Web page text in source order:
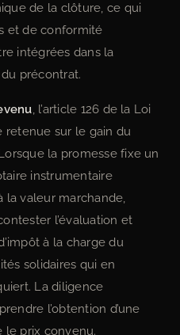
de la clôture, ce qui
et de conformité
intégrées dans la
précontrat.
, l’article 126 de la Loi
retenue sur le gain du
la promesse fixe un
instrumentaire
la valeur marchande,
l’évaluation et
à la charge du
solidaires qui en
La diligence
l’obtention d’une
le prix convenu.